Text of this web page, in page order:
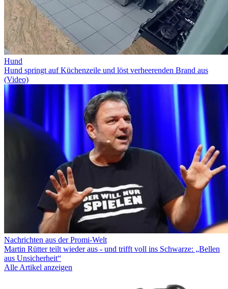
Hund
Hund springt auf Küchenzeile und löst verheerenden Brand aus
(Video)
Nachrichten aus der Promi-Welt
Martin Rütter teilt wieder aus - und trifft voll ins Schwarze: „Bellen
aus Unsicherheit“
Alle Artikel anzeigen